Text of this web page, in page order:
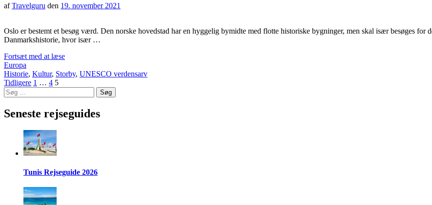
afTravelguru den 19. november 2021
Oslo er bestemt et besøg værd. Den norske hovedstad har en hyggelig bymidte med flotte historiske bygninger, men skal især besøges for
Danmarkshistorie, hvor især …
Fortsæt med at læse
Europa
Historie, Kultur, Storby, UNESCO verdensarv
Indlægsinddeling
Tidligere Side
1 … Side
4 Side
5
Søg
efter:
Seneste rejseguides
Tunis Rejseguide 2026